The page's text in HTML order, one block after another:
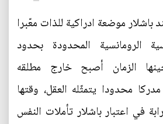
موضعة ادراكية للذات معّبرا
الرومانسية المحدودة بحدود
الزمان أصبح خارج مطلقه
محدودا يتمثّله العقل، وقتها
في اعتبار باشلار تأملات النفس